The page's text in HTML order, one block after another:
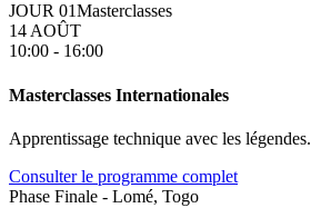
JOUR 01Masterclasses
14 AOÛT
10:00 - 16:00
Masterclasses Internationales
Apprentissage technique avec les légendes.
Consulter le programme complet
Phase Finale - Lomé, Togo